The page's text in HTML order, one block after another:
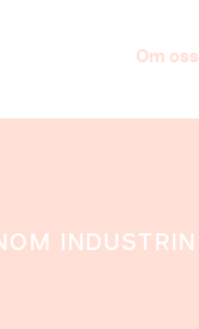
Om oss
INDUSTRIN